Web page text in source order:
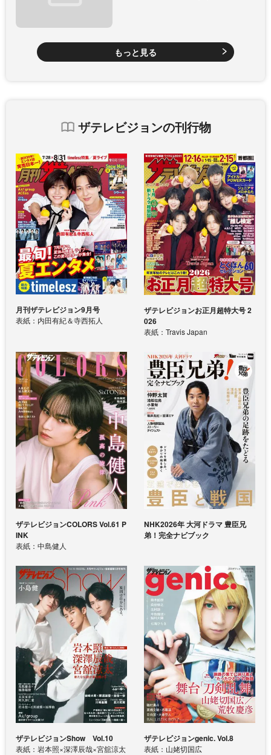
もっと見る
ザテレビジョンの刊行物
月刊ザテレビジョン9月号
表紙：内田有紀＆寺西拓人
ザテレビジョンお正月超特大号 2
026
表紙：Travis Japan
ザテレビジョンCOLORS Vol.61 P
INK
表紙：中島健人
NHK2026年 大河ドラマ 豊臣兄
弟！完全ナビブック
ザテレビジョンShow Vol.10
表紙：岩本照×深澤辰哉×宮舘涼太
ザテレビジョンgenic. Vol.8
表紙：山姥切国広